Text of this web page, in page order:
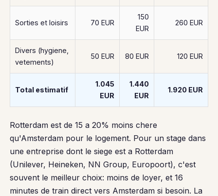
Sorties et loisirs 70 EUR
150
EUR
260 EUR
Divers (hygiene,
vetements)
50 EUR 80 EUR 120 EUR
Total estimatif
1.045
EUR
1.440
EUR
1.920 EUR
Rotterdam est de 15 a 20% moins chere
qu'Amsterdam pour le logement. Pour un stage dans
une entreprise dont le siege est a Rotterdam
(Unilever, Heineken, NN Group, Europoort), c'est
souvent le meilleur choix: moins de loyer, et 16
minutes de train direct vers Amsterdam si besoin. La